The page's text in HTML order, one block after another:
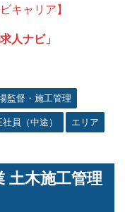
キャリア】
人ナビ」
監督・施工管理
社員（中途） エリア
土木施工管理